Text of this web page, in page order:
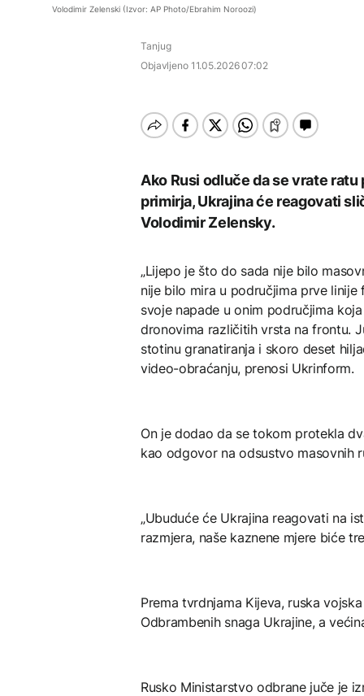
cjevovoda prema
Tunjicama
testiranje novog
cjevovoda prema
Zelenski stigao u Srbiju
AKTUELNO
nosila krovove u
Rumuniji
Španija od sutra uvodi
privremene kontrole za
putnike iz Italije
Pripremite se za nebeski
spektakl: Kiša meteora
augusta
TEHNOLOGIJA
Istorijska presuda protiv
miliona dolara
Rat i pijesak prijete
drevnim piramidama
Meroe u Sudanu
Volodimir Zelenski (Izvor: AP Photo/Ebrahim Noroozi)
Tanjug
Objavljeno 11.05.2026 07:02
Ako Rusi odluče da se vrate
primirja, Ukrajina će reagovati
Volodimir Zelensky.
„Lijepo je što do sada nije bilo
nije bilo mira u područjima prve linije
svoje napade u onim područjima
dronovima različitih vrsta na frontu.
stotinu granatiranja i skoro deset
video-obraćanju, prenosi Ukrinform.
On je dodao da se tokom protekla
kao odgovor na odsustvo masovnih
„Ubuduće će Ukrajina reagovati na
razmjera, naše kaznene mjere biće
Prema tvrdnjama Kijeva, ruska
Odbrambenih snaga Ukrajine, a
Rusko Ministarstvo odbrane juče je